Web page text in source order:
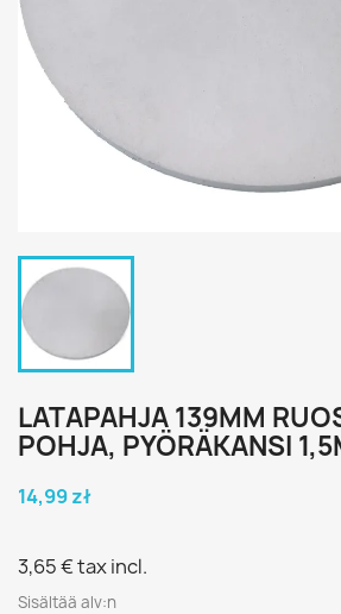
LATAPAHJA 139MM
POHJA, PYÖRÄKANSI
14,99 zł
3,65 €tax incl.
Sisältää alv:n